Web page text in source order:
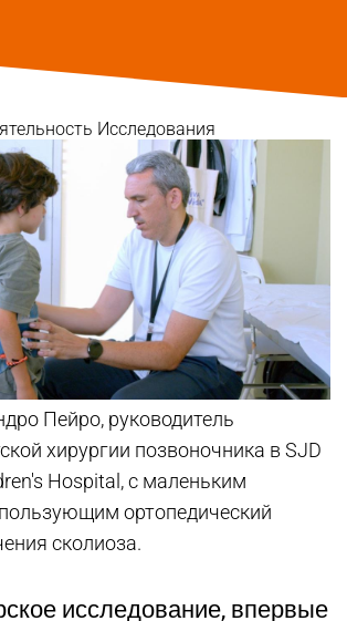
Исследования
Пейро, руководитель
хирургии позвоночника в SJD
Hospital, с маленьким
ортопедический
сколиоза.
исследование, впервые